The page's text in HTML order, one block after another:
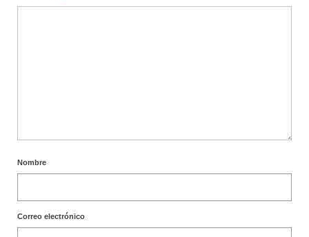
Nombre
Correo electrónico